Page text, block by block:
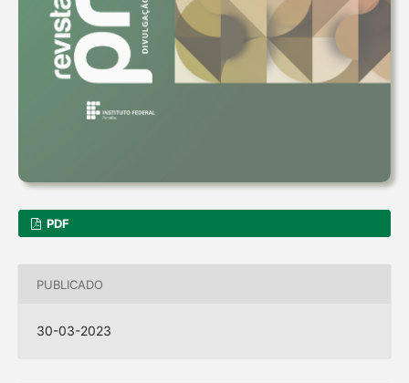
PDF
PUBLICADO
30-03-2023